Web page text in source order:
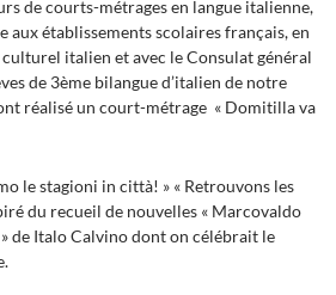
de courts-métrages en langue italienne,
aux établissements scolaires français, en
italien et avec le Consulat général
de 3ème bilangue d’italien de notre
réalisé un court-métrage « Domitilla va
le stagioni in città! » « Retrouvons les
du recueil de nouvelles « Marcovaldo
de Italo Calvino dont on célébrait le